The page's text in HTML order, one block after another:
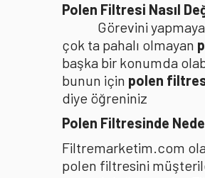
Polen Filtresi Nasıl
Görevini
çok ta pahalı olmayan
başka bir konumda
bunun için polen
diye öğreniniz
Polen Filtresinde
Filtremarketim.com
polen filtresini